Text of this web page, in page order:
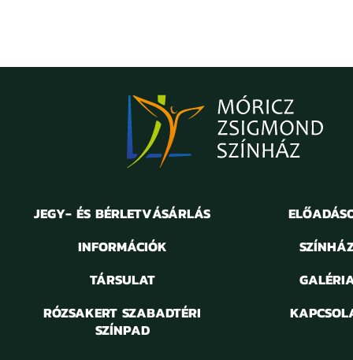
Kapj el, ha tudsz!
JEGY- ÉS BÉRLETVÁSÁRLÁS
INFORMÁCIÓK
TÁRSULAT
RÓZSAKERT SZABADTÉRI
SZÍNPAD